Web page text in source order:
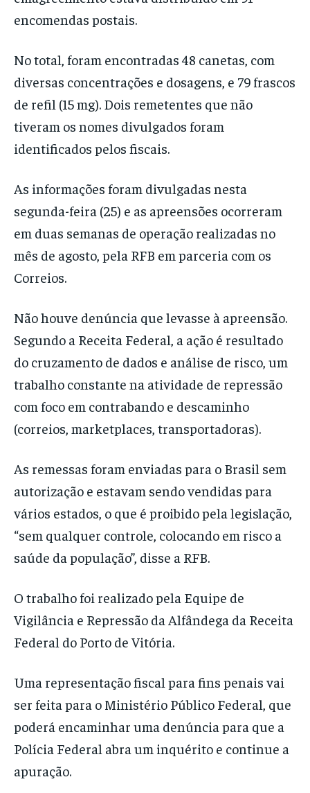
encomendas postais.
No total, foram encontradas 48 canetas, com
diversas concentrações e dosagens, e 79 frascos
de refil (15 mg). Dois remetentes que não
tiveram os nomes divulgados foram
identificados pelos fiscais.
As informações foram divulgadas nesta
segunda-feira (25) e as apreensões ocorreram
em duas semanas de operação realizadas no
mês de agosto, pela RFB em parceria com os
Correios.
Não houve denúncia que levasse à apreensão.
Segundo a Receita Federal, a ação é resultado
do cruzamento de dados e análise de risco, um
trabalho constante na atividade de repressão
com foco em contrabando e descaminho
(correios, marketplaces, transportadoras).
As remessas foram enviadas para o Brasil sem
autorização e estavam sendo vendidas para
vários estados, o que é proibido pela legislação,
“sem qualquer controle, colocando em risco a
saúde da população”, disse a RFB.
O trabalho foi realizado pela Equipe de
Vigilância e Repressão da Alfândega da Receita
Federal do Porto de Vitória.
Uma representação fiscal para fins penais vai
ser feita para o Ministério Público Federal, que
poderá encaminhar uma denúncia para que a
Polícia Federal abra um inquérito e continue a
apuração.